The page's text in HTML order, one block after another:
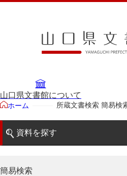
山口県文書館について
ホーム 所蔵文書検索 簡易検
資料を探す
簡易検索